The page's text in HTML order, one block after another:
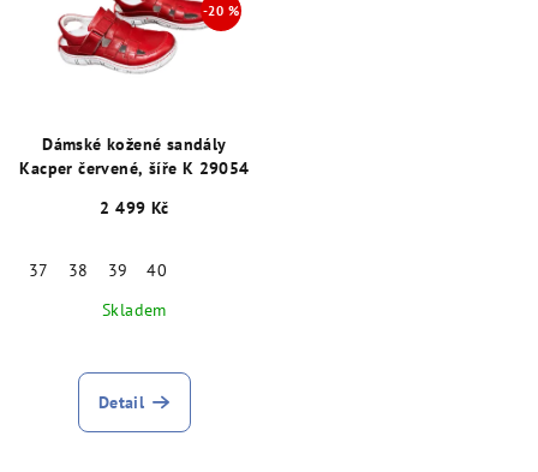
Dámské kožené sandály
Kacper červené, šíře K 29054
2 499 Kč
37 38 39
40
Skladem
Detail